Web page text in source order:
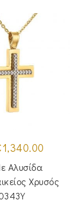
1,340.00
Αλυσίδα
Χρυσός